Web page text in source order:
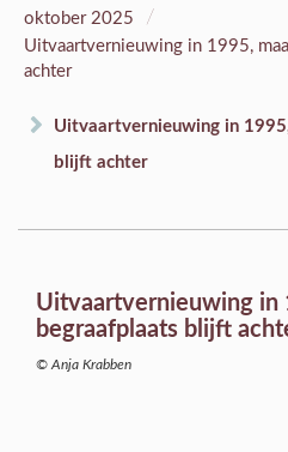
oktober 2025 /
Uitvaartvernieuwing in 1995,
achter
Uitvaartvernieuwing in
blijft achter
Uitvaartvernieuwing in
begraafplaats blijft
© Anja Krabben